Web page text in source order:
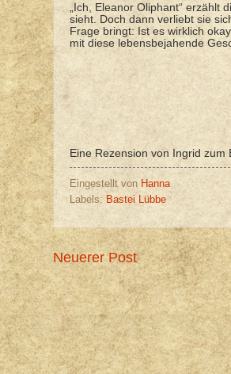
„Ich, Eleanor Oliphant“
sieht. Doch dann verliebt sie
Frage bringt: Ist es wirklich
mit diese lebensbejahende
Eine Rezension von Ingrid
Eingestellt von Hanna
Labels: Bastei Lübbe
Neuerer Post